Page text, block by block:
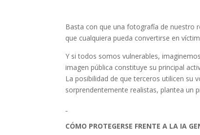
Basta con que una fotografía de nuestro
que cualquiera pueda convertirse en
Y si todos somos vulnerables,
imagen pública constituye su principal
La posibilidad de que terceros utilicen su
sorprendentemente realistas, plantea un
CÓMO PROTEGERSE FRENTE A LA IA